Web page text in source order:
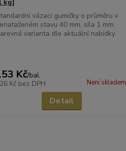
kg]
vázací gumičky o průměru v
stavu 40 mm, síla 1 mm.
varianta dle aktuální nabídky.
Kč/bal.
Kč bez DPH Není skladem
Detail